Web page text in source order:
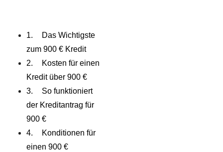
Das Wichtigste
zum 900 € Kredit
Kosten für einen
Kredit über 900 €
So funktioniert
der Kreditantrag für
900 €
Konditionen für
einen 900 €